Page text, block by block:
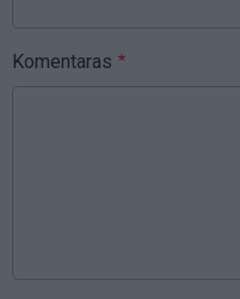
Komentaras